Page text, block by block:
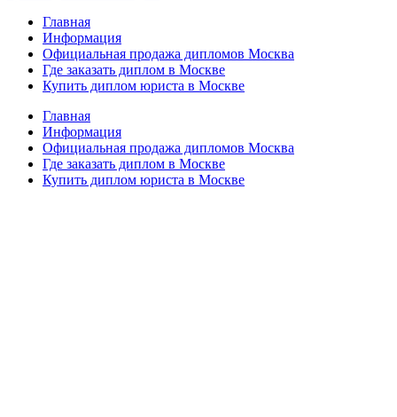
Главная
Информация
Официальная продажа дипломов Москва
Где заказать диплом в Москве
Купить диплом юриста в Москве
Главная
Информация
Официальная продажа дипломов Москва
Где заказать диплом в Москве
Купить диплом юриста в Москве